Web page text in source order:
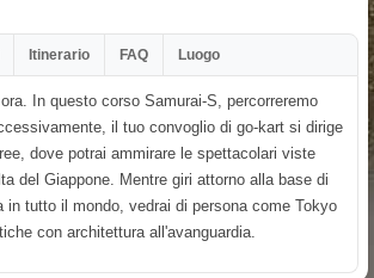
Itinerario FAQ Luogo
In questo corso Samurai-S, percorreremo
il tuo convoglio di go-kart si dirige
dove potrai ammirare le spettacolari viste
del Giappone. Mentre giri attorno alla base di
in tutto il mondo, vedrai di persona come Tokyo
con architettura all'avanguardia.